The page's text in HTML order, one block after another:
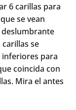
6 carillas para
se vean
deslumbrante
se
para
coincida con
Mira el antes